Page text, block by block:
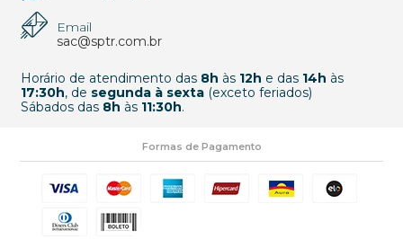
Email
sac@sptr.com.br
Horário de atendimento das 8h às 12h e das 14h às
17:30h, de segunda à sexta(exceto feriados)
Sábados das 8h às 11:30h.
Formas de Pagamento